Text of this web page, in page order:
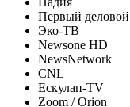
Первый деловой
Эко-ТВ
Newsone HD
NewsNetwork
CNL
Ескулап-TV
Zoom / Orion